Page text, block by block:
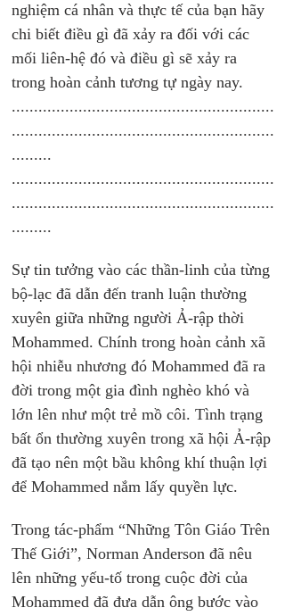
nghiệm cá nhân và thực tế của bạn hãy
chi biết điều gì đã xảy ra đối với các
mối liên-hệ đó và điều gì sẽ xảy ra
trong hoàn cảnh tương tự ngày nay.
...........................................................
...........................................................
.........
...........................................................
...........................................................
.........
Sự tin tưởng vào các thần-linh của từng
bộ-lạc đã dẫn đến tranh luận thường
xuyên giữa những người Ả-rập thời
Mohammed. Chính trong hoàn cảnh xã
hội nhiễu nhương đó Mohammed đã ra
đời trong một gia đình nghèo khó và
lớn lên như một trẻ mồ côi. Tình trạng
bất ổn thường xuyên trong xã hội Ả-rập
đã tạo nên một bầu không khí thuận lợi
để Mohammed nắm lấy quyền lực.
Trong tác-phẩm “Những Tôn Giáo Trên
Thế Giới”, Norman Anderson đã nêu
lên những yếu-tố trong cuộc đời của
Mohammed đã đưa dẫn ông bước vào